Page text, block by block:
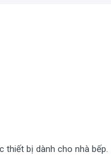
thiết bị dành cho nhà bếp.